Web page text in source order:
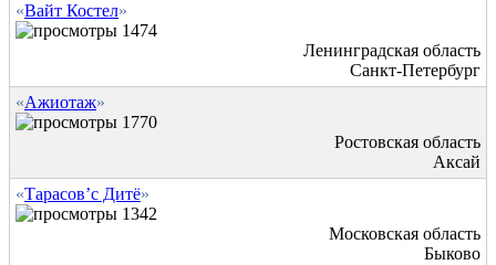
«Вайт Костел»
1474
Ленинградская область
Санкт-Петербург
«Ажиотаж»
1770
Ростовская область
Аксай
«Тарасов’с Дитё»
1342
Московская область
Быково